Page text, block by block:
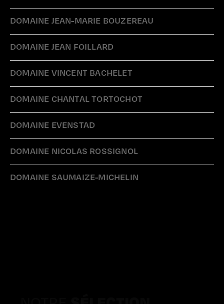
DOMAINE JEAN-MARIE BOUZEREAU
DOMAINE JEAN FOILLARD
DOMAINE VINCENT BACHELET
DOMAINE CHANTAL TORTOCHOT
DOMAINE EVENSTAD
DOMAINE NICOLAS ROSSIGNOL
DOMAINE SAUMAIZE-MICHELIN